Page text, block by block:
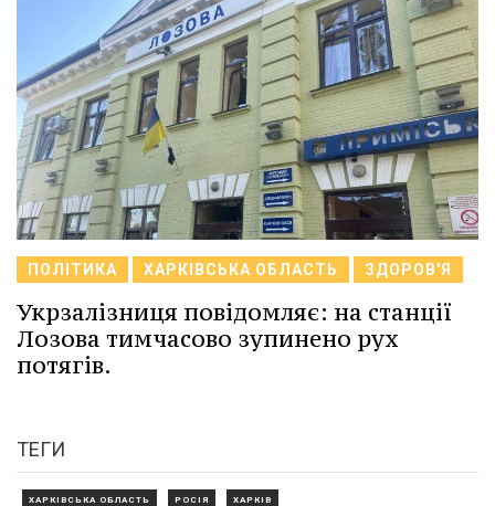
ПОЛІТИКА ХАРКІВСЬКА ОБЛАСТЬ ЗДОРОВ'Я
Укрзалізниця повідомляє: на станції
Лозова тимчасово зупинено рух
потягів.
ТЕГИ
ХАРКІВСЬКА ОБЛАСТЬ РОСІЯ ХАРКІВ